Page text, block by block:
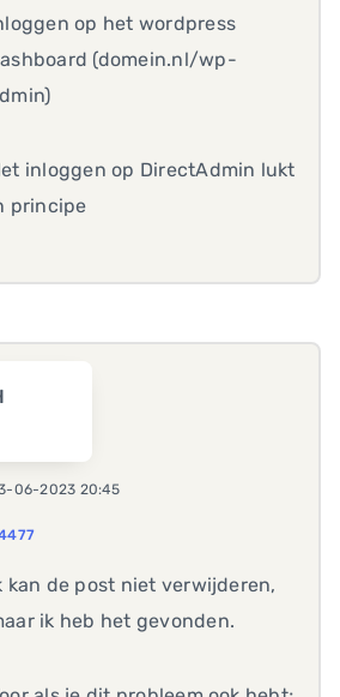
op het wordpress
(domein.nl/wp-
inloggen op DirectAdmin lukt
principe
06-2023 20:45
kan de post niet verwijderen,
ik heb het gevonden.